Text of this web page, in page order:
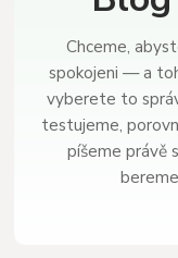
Chceme,
spokojeni — a
vyberete to
testujeme,
píšeme právě